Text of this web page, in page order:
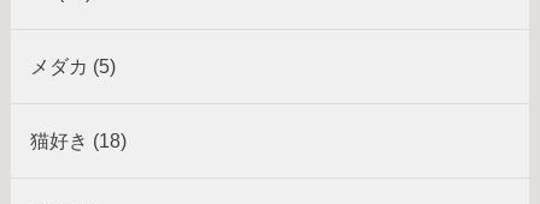
メダカ (5)
猫好き (18)